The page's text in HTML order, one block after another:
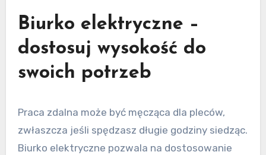
Biurko elektryczne –
dostosuj wysokość do
swoich potrzeb
Praca zdalna może być męcząca dla pleców,
zwłaszcza jeśli spędzasz długie godziny siedząc.
Biurko elektryczne pozwala na dostosowanie